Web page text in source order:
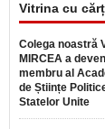
Vitrina cu
Colega noastră
MIRCEA a
membru al
de Științe
Statelor Unite